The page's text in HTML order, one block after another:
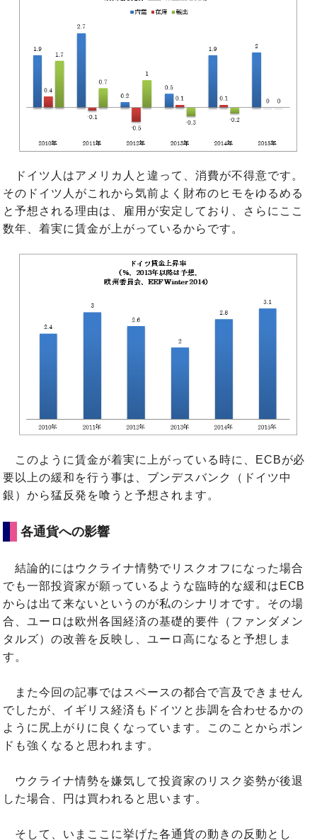
ドイツ人はアメリカ人と違って、消費が不得意です。
そのドイツ人がこれから気前よく財布のヒモをゆるめる
と予想される理由は、雇用が安定しており、さらにここ
数年、着実に賃金が上がっているからです。
このように賃金が着実に上がっている時に、ECBが必
要以上の緩和を行う事は、ブンデスバンク（ドイツ中
銀）から猛反発を喰うと予想されます。
各通貨への影響
結論的にはウクライナ情勢でリスクオフになった場合
でも一部投資家が願っているような臨時的な緩和はECB
からは出て来ないというのが私のシナリオです。その場
合、ユーロは欧州各国経済の基礎的要件（ファンダメン
タルズ）の改善を反映し、ユーロ高になると予想しま
す。
また今回の記事ではスペースの都合で言及できません
でしたが、イギリス経済もドイツと歩調を合わせるかの
ように尻上がりに良くなっています。このことからポン
ドも強くなると思われます。
ウクライナ情勢を嫌気して投資家のリスク姿勢が後退
した場合、円は買われると思います。
そして、いまここに挙げた各通貨の動きの反動とし